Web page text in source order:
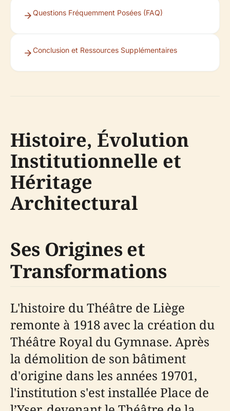
Questions Fréquemment Posées (FAQ)
Conclusion et Ressources Supplémentaires
Histoire, Évolution
Institutionnelle et
Héritage
Architectural
Ses Origines et
Transformations
L'histoire du Théâtre de Liège
remonte à 1918 avec la création du
Théâtre Royal du Gymnase. Après
la démolition de son bâtiment
d'origine dans les années 19701,
l'institution s'est installée Place de